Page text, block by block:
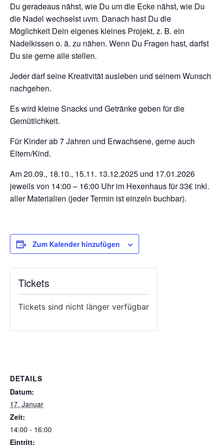
Du geradeaus nähst, wie Du um die Ecke nähst, wie Du
die Nadel wechselst uvm. Danach hast Du die
Möglichkeit Dein eigenes kleines Projekt, z. B. ein
Nadelkissen o. ä. zu nähen. Wenn Du Fragen hast, darfst
Du sie gerne alle stellen.
Jeder darf seine Kreativität ausleben und seinem Wunsch
nachgehen.
Es wird kleine Snacks und Getränke geben für die
Gemütlichkeit.
Für Kinder ab 7 Jahren und Erwachsene, gerne auch
Eltern/Kind.
Am 20.09., 18.10., 15.11. 13.12.2025 und 17.01.2026
jeweils von 14:00 – 16:00 Uhr im Hexenhaus für 33€ inkl.
aller Materialien (jeder Termin ist einzeln buchbar).
Zum Kalender hinzufügen
DETAILS
Datum:
17. Januar
Zeit:
14:00 - 16:00
Eintritt:
Tickets
Tickets sind nicht länger verfügbar